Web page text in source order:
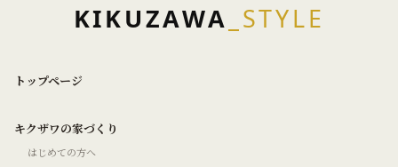
KIKUZAWA _STYLE
トップページ
キクザワの家づくり
はじめての方へ